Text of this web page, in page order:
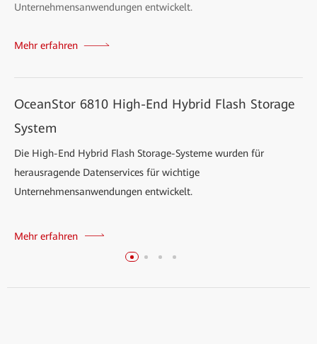
Unternehmensanwendungen entwickelt.
Mehr erfahren
OceanStor 6810 High-End Hybrid Flash Storage
System
Die High-End Hybrid Flash Storage-Systeme wurden für
herausragende Datenservices für wichtige
Unternehmensanwendungen entwickelt.
Mehr erfahren